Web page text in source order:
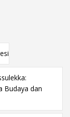
Budaya dan